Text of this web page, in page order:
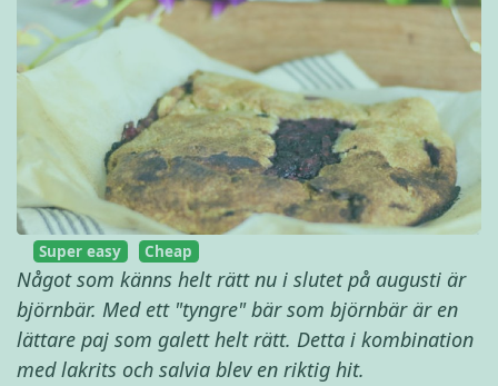
Super easy Cheap
Något som känns helt rätt nu i slutet på augusti är
björnbär. Med ett "tyngre" bär som björnbär är en
lättare paj som galett helt rätt. Detta i kombination
med lakrits och salvia blev en riktig hit.